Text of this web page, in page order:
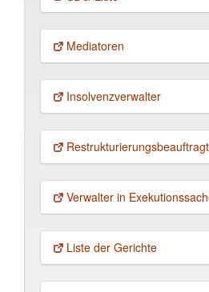
Mediatoren
Insolvenz­verwalter
Verwalter in
Liste der Gerichte